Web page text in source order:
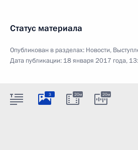
Статус материала
Опубликован в разделах: Новости,
Дата публикации: 18 января 2017 года,
3 20м 20м